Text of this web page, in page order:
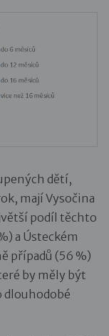
dětí,
mají Vysočina
podíl těchto
a Ústeckém
případů (56 %)
by měly být
dlouhodobé